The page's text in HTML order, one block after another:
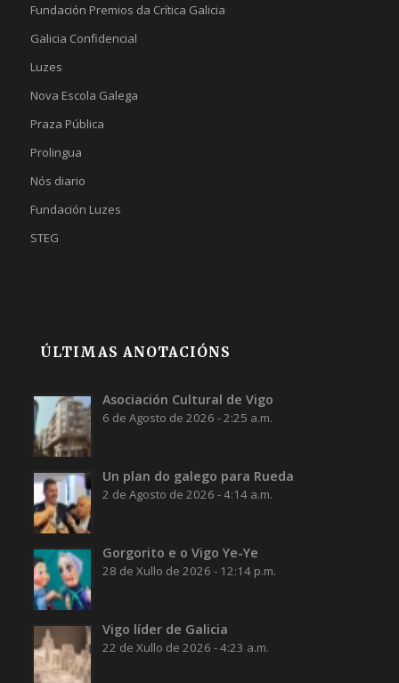
Fundación Premios da Crítica Galicia
Galicia Confidencial
Luzes
Nova Escola Galega
Praza Pública
Prolingua
Nós diario
Fundación Luzes
STEG
ÚLTIMAS ANOTACIÓNS
Asociación Cultural de Vigo
6 de Agosto de 2026 - 2:25 a.m.
Un plan do galego para Rueda
2 de Agosto de 2026 - 4:14 a.m.
Gorgorito e o Vigo Ye-Ye
28 de Xullo de 2026 - 12:14 p.m.
Vigo líder de Galicia
22 de Xullo de 2026 - 4:23 a.m.